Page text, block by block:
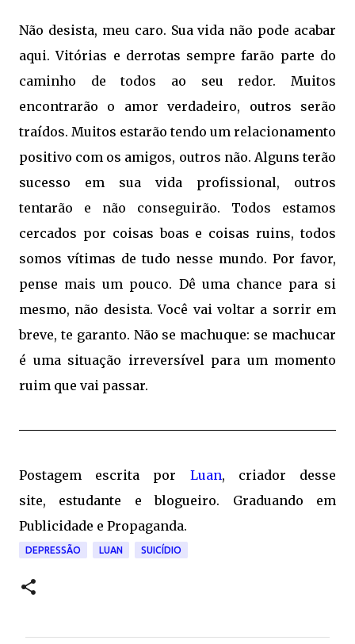
Não desista, meu caro. Sua vida não pode acabar
aqui. Vitórias e derrotas sempre farão parte do
caminho de todos ao seu redor. Muitos
encontrarão o amor verdadeiro, outros serão
traídos. Muitos estarão tendo um relacionamento
positivo com os amigos, outros não. Alguns terão
sucesso em sua vida profissional, outros
tentarão e não conseguirão. Todos estamos
cercados por coisas boas e coisas ruins, todos
somos vítimas de tudo nesse mundo. Por favor,
pense mais um pouco. Dê uma chance para si
mesmo, não desista. Você vai voltar a sorrir em
breve, te garanto. Não se machuque: se machucar
é uma situação irreversível para um momento
ruim que vai passar.
Postagem escrita por Luan, criador desse
site, estudante e blogueiro. Graduando em
Publicidade e Propaganda.
DEPRESSÃO LUAN SUICÍDIO